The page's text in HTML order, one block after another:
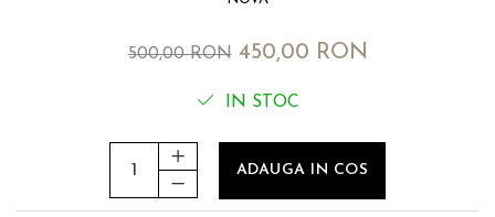
500,00 RON 450,00 RON
IN STOC
ADAUGA IN COS